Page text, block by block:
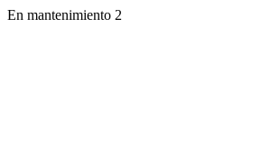
En mantenimiento 2